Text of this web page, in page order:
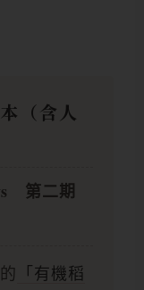
（含人
第二期
「有機稻